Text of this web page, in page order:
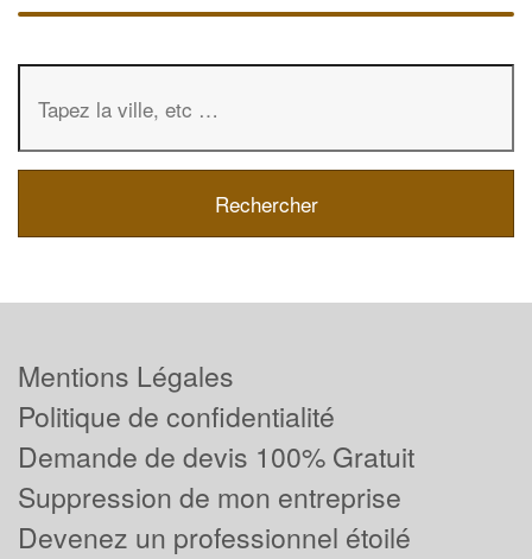
Mentions Légales
Politique de confidentialité
Demande de devis 100% Gratuit
Suppression de mon entreprise
Devenez un professionnel étoilé